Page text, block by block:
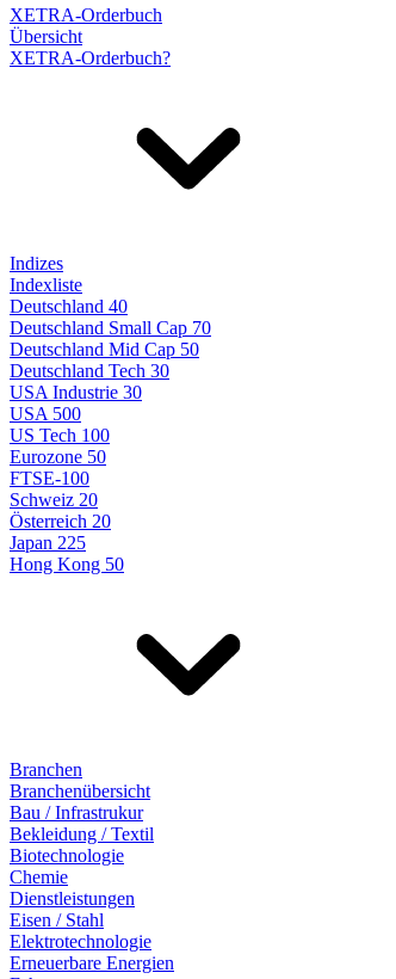
XETRA-Orderbuch
Übersicht
XETRA-Orderbuch?
Indizes
Indexliste
Deutschland 40
Deutschland Small Cap 70
Deutschland Mid Cap 50
Deutschland Tech 30
USA Industrie 30
USA 500
US Tech 100
Eurozone 50
FTSE-100
Schweiz 20
Österreich 20
Japan 225
Hong Kong 50
Branchen
Branchenübersicht
Bau / Infrastrukur
Bekleidung / Textil
Biotechnologie
Chemie
Dienstleistungen
Eisen / Stahl
Elektrotechnologie
Erneuerbare Energien